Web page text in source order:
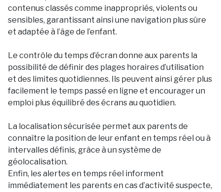
contenus classés comme inappropriés, violents ou
sensibles, garantissant ainsi une navigation plus sûre
et adaptée à l’âge de l’enfant.
Le contrôle du temps d’écran donne aux parents la
possibilité de définir des plages horaires d’utilisation
et des limites quotidiennes. Ils peuvent ainsi gérer plus
facilement le temps passé en ligne et encourager un
emploi plus équilibré des écrans au quotidien.
La localisation sécurisée permet aux parents de
connaître la position de leur enfant en temps réel ou à
intervalles définis, grâce à un système de
géolocalisation.
Enfin, les alertes en temps réel informent
immédiatement les parents en cas d’activité suspecte,